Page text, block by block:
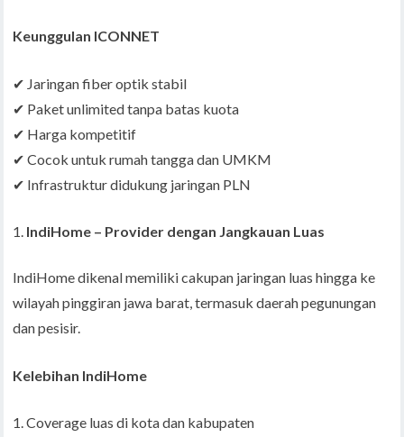
Keunggulan ICONNET
✔ Jaringan fiber optik stabil
✔ Paket unlimited tanpa batas kuota
✔ Harga kompetitif
✔ Cocok untuk rumah tangga dan UMKM
✔ Infrastruktur didukung jaringan PLN
IndiHome – Provider dengan Jangkauan Luas
IndiHome dikenal memiliki cakupan jaringan luas hingga ke
wilayah pinggiran jawa barat, termasuk daerah pegunungan
dan pesisir.
Kelebihan IndiHome
Coverage luas di kota dan kabupaten